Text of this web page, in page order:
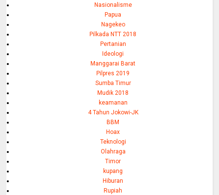
Nasionalisme
Papua
Nagekeo
Pilkada NTT 2018
Pertanian
Ideologi
Manggarai Barat
Pilpres 2019
Sumba Timur
Mudik 2018
keamanan
4 Tahun Jokowi-JK
BBM
Hoax
Teknologi
Olahraga
Timor
kupang
Hiburan
Rupiah